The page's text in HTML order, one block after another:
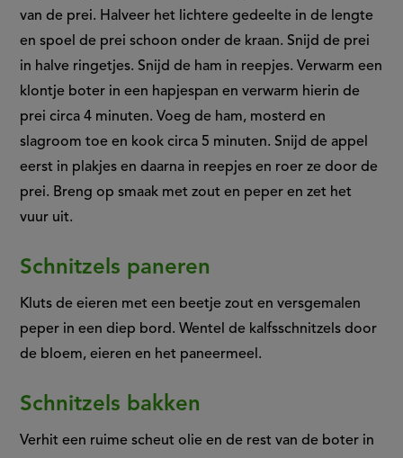
van de prei. Halveer het lichtere gedeelte in de lengte
en spoel de prei schoon onder de kraan. Snijd de prei
in halve ringetjes. Snijd de ham in reepjes. Verwarm een
klontje boter in een hapjespan en verwarm hierin de
prei circa 4 minuten. Voeg de ham, mosterd en
slagroom toe en kook circa 5 minuten. Snijd de appel
eerst in plakjes en daarna in reepjes en roer ze door de
prei. Breng op smaak met zout en peper en zet het
vuur uit.
Schnitzels paneren
Kluts de eieren met een beetje zout en versgemalen
peper in een diep bord. Wentel de kalfsschnitzels door
de bloem, eieren en het paneermeel.
Schnitzels bakken
Verhit een ruime scheut olie en de rest van de boter in